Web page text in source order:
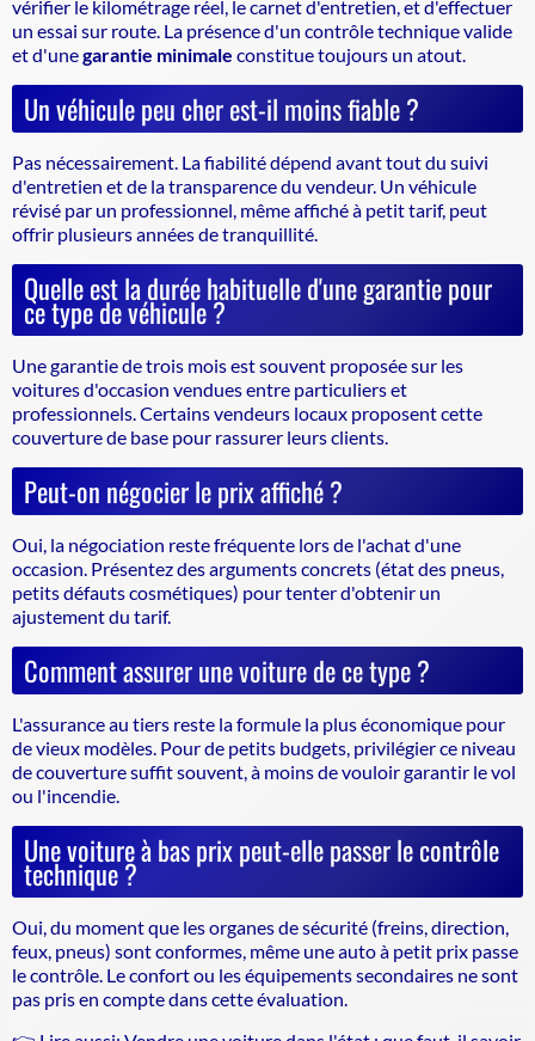
vérifier le kilométrage réel, le carnet d'entretien, et d'effectuer
un essai sur route. La présence d'un contrôle technique valide
et d'unegarantie minimale constitue toujours un atout.
Un véhicule peu cher est-il moins fiable ?
Pas nécessairement. La fiabilité dépend avant tout du suivi
d'entretien et de la transparence du vendeur. Un véhicule
révisé par un professionnel, même affiché à petit tarif, peut
offrir plusieurs années de tranquillité.
Quelle est la durée habituelle d'une garantie pour
ce type de véhicule ?
Une garantie de trois mois est souvent proposée sur les
voitures d'occasion vendues entre particuliers et
professionnels. Certains vendeurs locaux proposent cette
couverture de base pour rassurer leurs clients.
Peut-on négocier le prix affiché ?
Oui, la négociation reste fréquente lors de l'achat d'une
occasion. Présentez des arguments concrets (état des pneus,
petits défauts cosmétiques) pour tenter d'obtenir un
ajustement du tarif.
Comment assurer une voiture de ce type ?
L'assurance au tiers reste la formule la plus économique pour
de vieux modèles. Pour de petits budgets, privilégier ce niveau
de couverture suffit souvent, à moins de vouloir garantir le vol
ou l'incendie.
Une voiture à bas prix peut-elle passer le contrôle
technique ?
Oui, du moment que les organes de sécurité (freins, direction,
feux, pneus) sont conformes, même une auto à petit prix passe
le contrôle. Le confort ou les équipements secondaires ne sont
pas pris en compte dans cette évaluation.